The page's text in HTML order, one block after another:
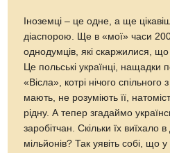
Іноземці – це одне, а ще
діаспорою. Ще в «мої» часи
однодумців, які скаржилися, що
Це польські українці, нащадки
«Вісла», котрі нічого
мають, не розуміють її,
рідну. А тепер згадаймо
заробітчан. Скільки їх виїхало
мільйонів? Так уявіть собі, що у